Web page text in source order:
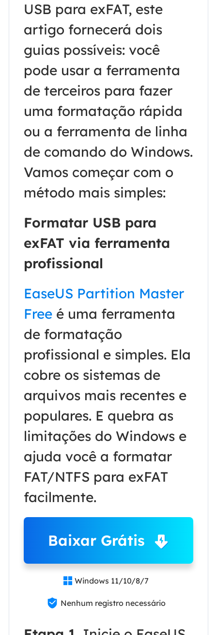
USB para exFAT, este
artigo fornecerá dois
guias possíveis: você
pode usar a ferramenta
de terceiros para fazer
uma formatação rápida
ou a ferramenta de linha
de comando do Windows.
Vamos começar com o
método mais simples:
Formatar USB para
exFAT via ferramenta
profissional
EaseUS Partition Master
Freeé uma ferramenta
de formatação
profissional e simples. Ela
cobre os sistemas de
arquivos mais recentes e
populares. E quebra as
limitações do Windows e
ajuda você a formatar
FAT/NTFS para exFAT
facilmente.
Baixar Grátis
 Windows 11/10/8/7
 Nenhum registro necessário